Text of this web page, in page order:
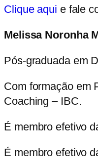
Clique aqui e fale
Melissa Noronha
Pós-graduada em
Com formação em
Coaching – IBC.
É membro efetivo
É membro efetivo